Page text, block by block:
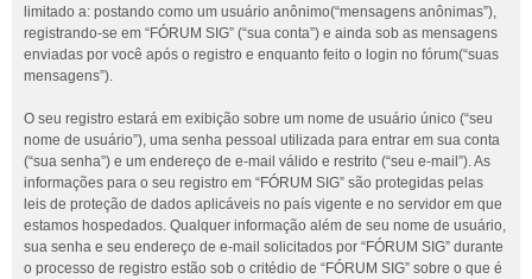
limitado a: postando como um usuário anônimo(“mensagens anônimas”),
registrando-se em “FÓRUM SIG” (“sua conta”) e ainda sob as mensagens
enviadas por você após o registro e enquanto feito o login no fórum(“suas
mensagens”).
O seu registro estará em exibição sobre um nome de usuário único (“seu
nome de usuário”), uma senha pessoal utilizada para entrar em sua conta
(“sua senha”) e um endereço de e-mail válido e restrito (“seu e-mail”). As
informações para o seu registro em “FÓRUM SIG” são protegidas pelas
leis de proteção de dados aplicáveis no país vigente e no servidor em que
estamos hospedados. Qualquer informação além de seu nome de usuário,
sua senha e seu endereço de e-mail solicitados por “FÓRUM SIG” durante
o processo de registro estão sob o critédio de “FÓRUM SIG” sobre o que é